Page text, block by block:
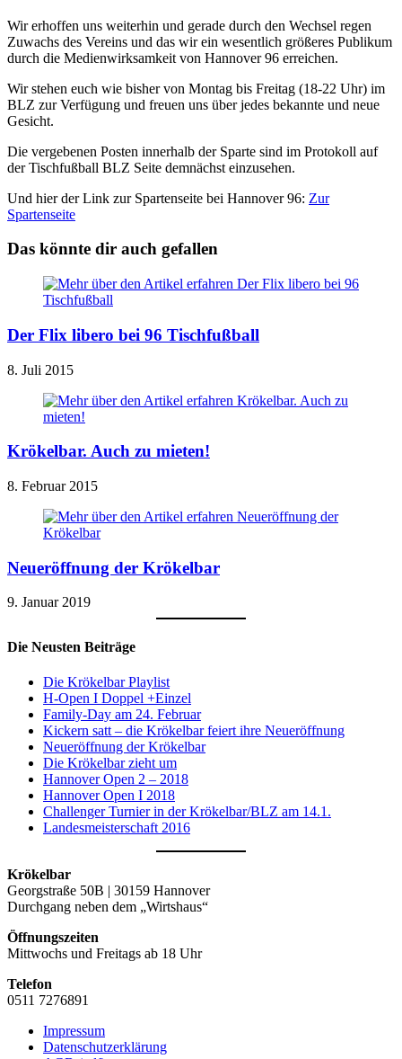
Wir erhoffen uns weiterhin und gerade durch den Wechsel regen
Zuwachs des Vereins und das wir ein wesentlich größeres Publikum
durch die Medienwirksamkeit von Hannover 96 erreichen.
Wir stehen euch wie bisher von Montag bis Freitag (18-22 Uhr) im
BLZ zur Verfügung und freuen uns über jedes bekannte und neue
Gesicht.
Die vergebenen Posten innerhalb der Sparte sind im Protokoll auf
der Tischfußball BLZ Seite demnächst einzusehen.
Und hier der Link zur Spartenseite bei Hannover 96: Zur
Spartenseite
Das könnte dir auch gefallen
Der Flix libero bei 96 Tischfußball
8. Juli 2015
Krökelbar. Auch zu mieten!
8. Februar 2015
Neueröffnung der Krökelbar
9. Januar 2019
Die Neusten Beiträge
Die Krökelbar Playlist
H-Open I Doppel +Einzel
Family-Day am 24. Februar
Kickern satt – die Krökelbar feiert ihre Neueröffnung
Neueröffnung der Krökelbar
Die Krökelbar zieht um
Hannover Open 2 – 2018
Hannover Open I 2018
Challenger Turnier in der Krökelbar/BLZ am 14.1.
Landesmeisterschaft 2016
Krökelbar
Georgstraße 50B | 30159 Hannover
Durchgang neben dem „Wirtshaus“
Öffnungszeiten
Mittwochs und Freitags ab 18 Uhr
Telefon
0511 7276891
Impressum
Datenschutzerklärung